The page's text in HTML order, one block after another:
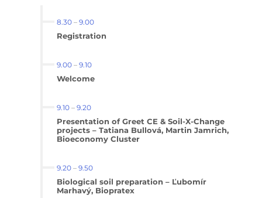
8.30– 9.00
Registration
9.00– 9.10
Welcome
9.10– 9.20
Presentation of Greet CE & Soil-X-Change
projects – Tatiana Bullová, Martin Jamrich,
Bioeconomy Cluster
9.20– 9.50
Biological soil preparation – Ľubomír
Marhavý, Biopratex